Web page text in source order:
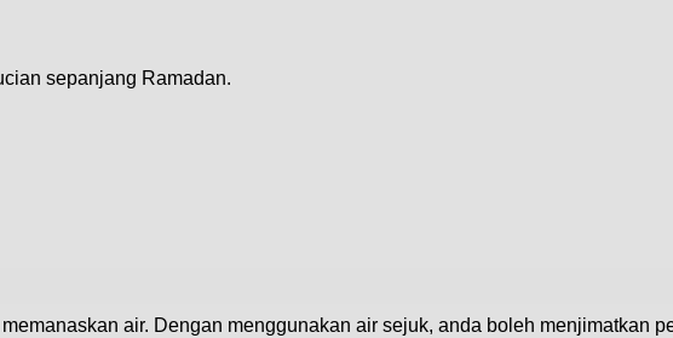
sepanjang Ramadan.
air. Dengan menggunakan air sejuk, anda boleh menjimatkan